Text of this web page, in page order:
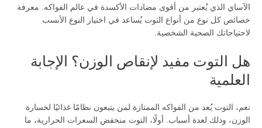
الآساي الذي يُعتبر من أقوى مضادات الأكسدة في عالم الفواكه. معرفة
خصائص كل نوع من أنواع التوت يُساعد في اختيار النوع الأنسب
لاحتياجاتك الصحية الشخصية.
هل التوت مفيد لإنقاص الوزن؟ الإجابة
العلمية
نعم، التوت يُعد من الفواكه الممتازة لمن يتبعون نظامًا غذائيًا لخسارة
الوزن، وذلك لعدة أسباب. أولًا، التوت منخفض السعرات الحرارية، ما